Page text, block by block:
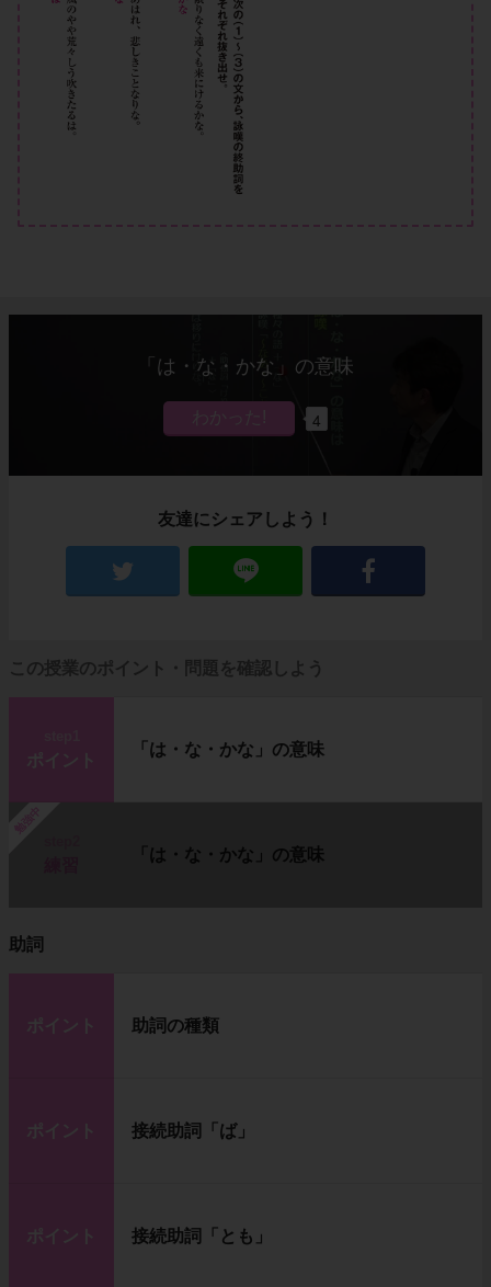
「は・な・かな」の意味
4
友達にシェアしよう！
この授業のポイント・問題を確認しよう
ポイント
「は・な・かな」の意味
勉強中
「は・な・かな」の意味
助詞
ポイント 助詞の種類
ポイント 接続助詞「ば」
ポイント 接続助詞「とも」